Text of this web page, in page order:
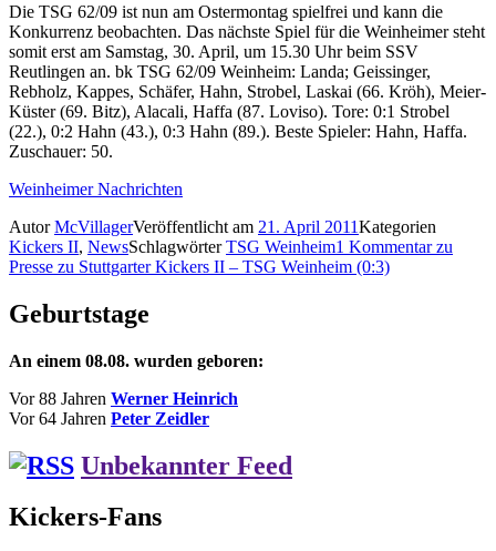
Die TSG 62/09 ist nun am Ostermontag spielfrei und kann die
Konkurrenz beobachten. Das nächste Spiel für die Weinheimer steht
somit erst am Samstag, 30. April, um 15.30 Uhr beim SSV
Reutlingen an. bk TSG 62/09 Weinheim: Landa; Geissinger,
Rebholz, Kappes, Schäfer, Hahn, Strobel, Laskai (66. Kröh), Meier-
Küster (69. Bitz), Alacali, Haffa (87. Loviso). Tore: 0:1 Strobel
(22.), 0:2 Hahn (43.), 0:3 Hahn (89.). Beste Spieler: Hahn, Haffa.
Zuschauer: 50.
Weinheimer Nachrichten
AutorMcVillagerVeröffentlicht am 21. April 2011Kategorien
Kickers II, NewsSchlagwörterTSG Weinheim1 Kommentarzu
Presse zu Stuttgarter Kickers II – TSG Weinheim (0:3)
Geburtstage
An einem 08.08. wurden geboren:
Vor 88 Jahren Werner Heinrich
Vor 64 Jahren Peter Zeidler
Unbekannter Feed
Kickers-Fans